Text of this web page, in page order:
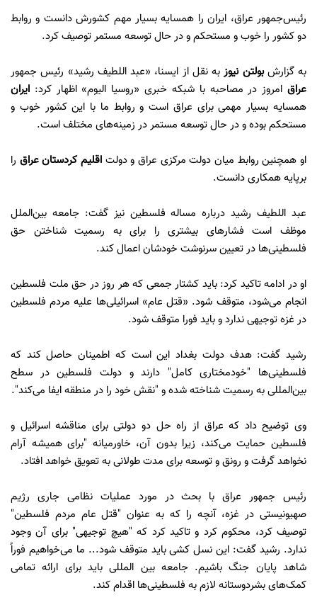
رئیس‌جمهور عراق، ایران را همسایه بسیار مهم کشورش دانست و روابط
دو کشور را خوب و مستحکم و در حال توسعه مستمر توصیف کرد.
به گزارش بولتن نیوز به نقل از ایسنا، «عبد اللطیف رشید» رئیس جمهور
عراق امروز در مصاحبه با شبکه خبری «روسیا الیوم» اظهار کرد: ایران
همسایه بسیار مهمی برای عراق است و روابط ما با این کشور خوب و
مستحکم بوده و در حال توسعه مستمر در زمینه‌های مختلف است.
او همچنین روابط میان دولت مرکزی عراق و دولت اقلیم کردستان عراق را
برپایه همکاری دانست.
عبد اللطیف رشید درباره مساله فلسطین نیز گفت: جامعه بین‌الملل
موظف است فشار‌های بیشتری را برای به رسمیت شناختن حق
فلسطینی‌ها در تعیین سرنوشت خودشان اعمال کند.
او در ادامه تاکید کرد: باید کشتار جمعی که هر روز در حق ملت فلسطین
انجام می‌شود، متوقف شود. «قتل عام» اسرائیلی‌ها علیه مردم فلسطین
در غزه توجیهی ندارد و باید فورا متوقف شود.
رشید گفت: هدف دولت بغداد این است که اطمینان حاصل کند که
فلسطینی‌ها "خودمختاری کامل" دارند و دولت فلسطین در سطح
بین‌المللی به رسمیت شناخته شده و "نقش خود را در منطقه ایفا می‌کند".
وی توضیح داد که عراق از راه حل دو دولتی برای مناقشه اسرائیل و
فلسطین حمایت می‌کند، زیرا بدون آن، خاورمیانه "برای همیشه آرام
نخواهد گرفت و رونق و توسعه برای مدت طولانی به تعویق خواهد افتاد.
رئیس جمهور عراق با بحث در مورد عملیات نظامی جاری رژیم
صهیونیستی در غزه، آنچه را که به عنوان "قتل عام مردم فلسطین"
توصیف کرد، محکوم کرد و تاکید کرد که "هیچ توجیهی" برای آن وجود
ندارد. رشید گفت: این نسل کشی باید متوقف شود... ما می‌خواهیم فوراً
شاهد پایان جنگ باشیم. جامعه بین المللی باید برای ارائه تمامی
کمک‌های بشردوستانه لازم به فلسطینی‌ها اقدام کند.